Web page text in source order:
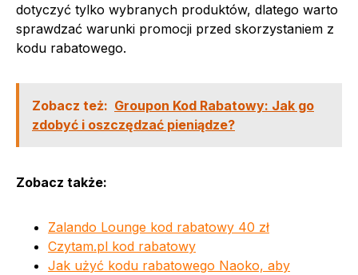
dotyczyć tylko wybranych produktów, dlatego warto
sprawdzać warunki promocji przed skorzystaniem z
kodu rabatowego.
Zobacz też: Groupon Kod Rabatowy: Jak go
zdobyć i oszczędzać pieniądze?
Zobacz także:
Zalando Lounge kod rabatowy 40 zł
Czytam.pl kod rabatowy
Jak użyć kodu rabatowego Naoko, aby